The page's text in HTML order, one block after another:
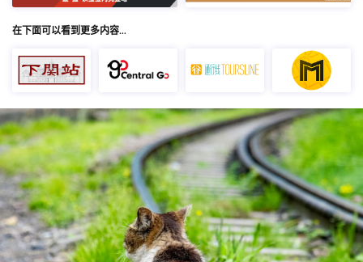
在下面可以看到更多内容…